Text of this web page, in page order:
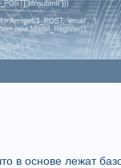
в основе лежат